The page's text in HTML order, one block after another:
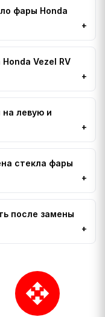
фары Honda
Vezel RV
на левую и
стекла фары
после замены
open_with